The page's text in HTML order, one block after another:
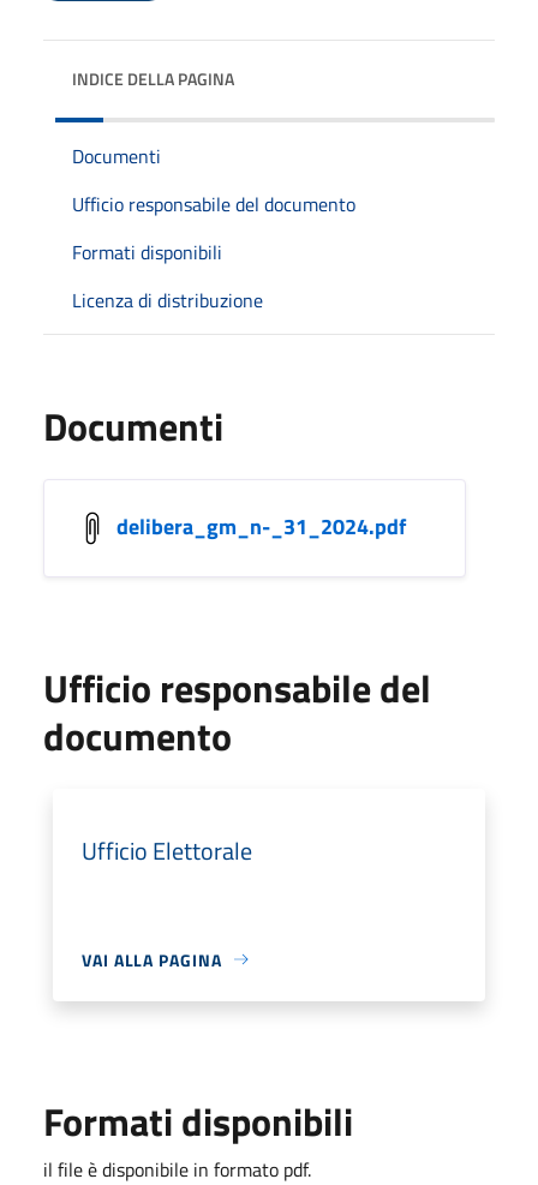
INDICE DELLA PAGINA
Documenti
Ufficio responsabile del documento
Formati disponibili
Licenza di distribuzione
Documenti
delibera_gm_n-_31_2024.pdf
Ufficio responsabile del
documento
Ufficio Elettorale
VAI ALLA PAGINA
Formati disponibili
il file è disponibile in formato pdf.